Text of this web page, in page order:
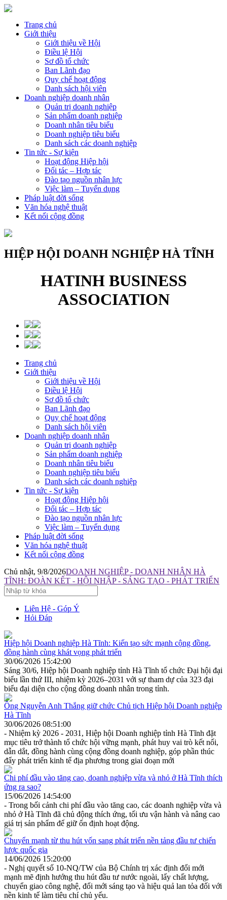
Trang chủ
Giới thiệu
Giới thiệu về Hội
Điều lệ Hội
Sơ đồ tổ chức
Ban Lãnh đạo
Quy chế hoạt động
Danh sách hội viên
Doanh nghiệp doanh nhân
Quản trị doanh nghiệp
Sản phẩm doanh nghiệp
Doanh nhân tiêu biểu
Doanh nghiệp tiêu biểu
Danh sách các doanh nghiệp
Tin tức - Sự kiện
Hoạt động Hiệp hội
Đối tác – Hợp tác
Đào tạo nguồn nhân lực
Việc làm – Tuyển dụng
Pháp luật đời sống
Văn hóa nghệ thuật
Kết nối cộng đồng
HIỆP HỘI DOANH NGHIỆP HÀ TĨNH
HATINH BUSINESS
ASSOCIATION
Trang chủ
Giới thiệu
Giới thiệu về Hội
Điều lệ Hội
Sơ đồ tổ chức
Ban Lãnh đạo
Quy chế hoạt động
Danh sách hội viên
Doanh nghiệp doanh nhân
Quản trị doanh nghiệp
Sản phẩm doanh nghiệp
Doanh nhân tiêu biểu
Doanh nghiệp tiêu biểu
Danh sách các doanh nghiệp
Tin tức - Sự kiện
Hoạt động Hiệp hội
Đối tác – Hợp tác
Đào tạo nguồn nhân lực
Việc làm – Tuyển dụng
Pháp luật đời sống
Văn hóa nghệ thuật
Kết nối cộng đồng
Chủ nhật, 9/8/2026DOANH NGHIỆP - DOANH NHÂN HÀ
TĨNH: ĐOÀN KẾT - HỘI NHẬP - SÁNG TẠO - PHÁT TRIỂN
Liên Hệ - Góp Ý
Hỏi Đáp
Hiệp hội Doanh nghiệp Hà Tĩnh: Kiến tạo sức mạnh cộng đồng,
đồng hành cùng khát vọng phát triển
30/06/2026 15:42:00
Sáng 30/6, Hiệp hội Doanh nghiệp tỉnh Hà Tĩnh tổ chức Đại hội đại
biểu lần thứ III, nhiệm kỳ 2026–2031 với sự tham dự của 323 đại
biểu đại diện cho cộng đồng doanh nhân trong tỉnh.
Ông Nguyễn Anh Thắng giữ chức Chủ tịch Hiệp hội Doanh nghiệp
Hà Tĩnh
30/06/2026 08:51:00
- Nhiệm kỳ 2026 - 2031, Hiệp hội Doanh nghiệp tỉnh Hà Tĩnh đặt
mục tiêu trở thành tổ chức hội vững mạnh, phát huy vai trò kết nối,
dẫn dắt, đồng hành cùng cộng đồng doanh nghiệp, góp phần thúc
đẩy phát triển kinh tế địa phương trong giai đoạn mới
Chi phí đầu vào tăng cao, doanh nghiệp vừa và nhỏ ở Hà Tĩnh thích
ứng ra sao?
15/06/2026 14:54:00
- Trong bối cảnh chi phí đầu vào tăng cao, các doanh nghiệp vừa và
nhỏ ở Hà Tĩnh đã chủ động thích ứng, tối ưu vận hành và nâng cao
giá trị sản phẩm để giữ ổn định hoạt động.
Chuyển mạnh từ thu hút vốn sang phát triển nền tảng đầu tư chiến
lược quốc gia
14/06/2026 15:20:00
- Nghị quyết số 10-NQ/TW của Bộ Chính trị xác định đổi mới
mạnh mẽ định hướng thu hút đầu tư nước ngoài, lấy chất lượng,
chuyển giao công nghệ, đổi mới sáng tạo và hiệu quả lan tỏa đối với
nền kinh tế làm tiêu chí chủ yếu.